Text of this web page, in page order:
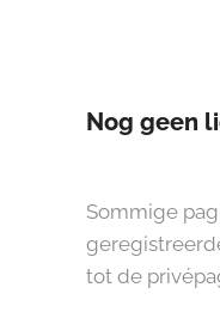
Nog geen
Sommige
tot de